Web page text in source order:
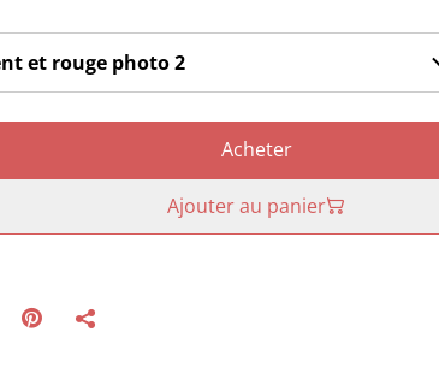
Acheter
Ajouter au panier